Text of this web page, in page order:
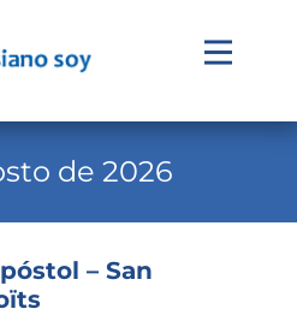
de 2026
– San